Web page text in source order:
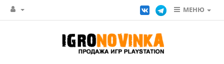
МЕНЮ